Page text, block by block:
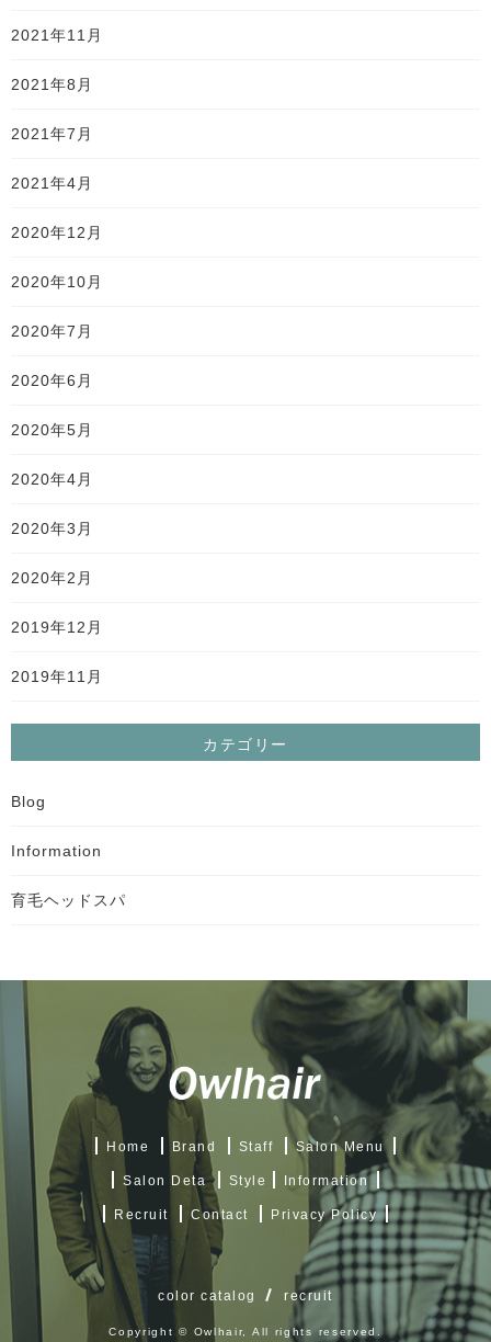
2021年11月
2021年8月
2021年7月
2021年4月
2020年12月
2020年10月
2020年7月
2020年6月
2020年5月
2020年4月
2020年3月
2020年2月
2019年12月
2019年11月
カテゴリー
Blog
Information
育毛ヘッドスパ
Home Brand Staff Salon Menu
Salon Deta Style Information
Recruit Contact Privacy Policy
color catalog recruit
Copyright © Owlhair, All rights reserved.